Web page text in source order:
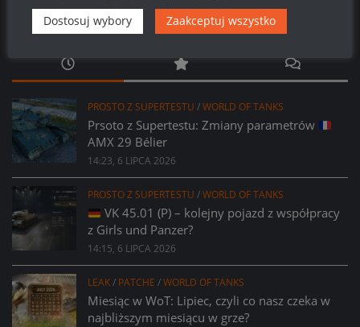
PROSTO Z SUPERTESTU /WORLD OF TANKS
Prsoto z Supertestu: Zmiany parametrów
AMX 29 Bélier
14:23, 6 LIPCA 2026
PROSTO Z SUPERTESTU /WORLD OF TANKS
VK 45.01 (P) – kolejny pojazd z współpracy
z Girls und Panzer?
14:15, 6 LIPCA 2026
LEAK/ PATCHE /WORLD OF TANKS
Miesiąc w WoT: Lipiec, czyli co nasz czeka w
najbliższym miesiącu w grze?
Dostosuj wybory Zaakceptuj wszystko